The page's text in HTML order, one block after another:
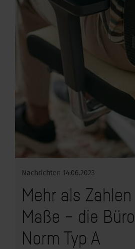
Nachrichten 14.06.2023
Mehr als
Maße – die
Norm Typ A